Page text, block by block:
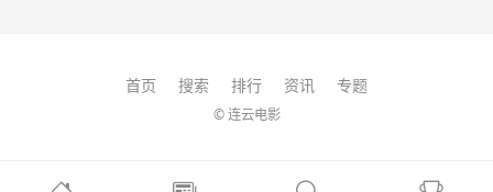
首页 搜索 排行 资讯 专题
© 连云电影